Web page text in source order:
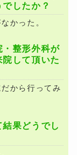
したか？
かった。
整形外科が
して頂いた
から行ってみ
果どうでし